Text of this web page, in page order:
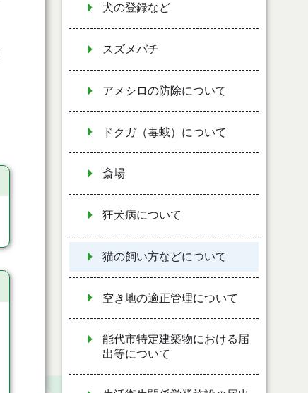
犬の登録など
スズメバチ
アメシロの防除について
ドクガ（毒蛾）について
斎場
狂犬病について
猫の飼い方などについて
空き地の適正管理について
能代市特定建築物における届
出等について